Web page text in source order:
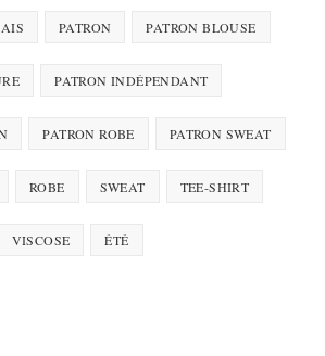
PATRON PATRON BLOUSE
PATRON INDÉPENDANT
PATRON ROBE PATRON SWEAT
ROBE SWEAT TEE-SHIRT
VISCOSE ÉTÉ